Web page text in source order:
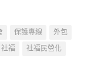
保護專線
外包
社福
社福民營化